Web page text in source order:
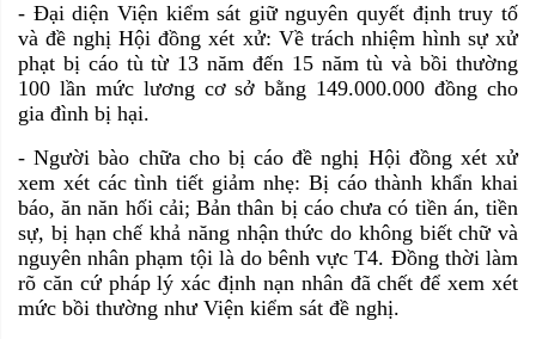
- Đại diện Viện kiểm sát giữ nguyên quyết định truy tố
và đề nghị Hội đồng xét xử: Về trách nhiệm hình sự xử
phạt bị cáo tù từ 13 năm đến 15 năm tù và bồi thường
100 lần mức lương cơ sở bằng 149.000.000 đồng cho
gia đình bị hại.
- Người bào chữa cho bị cáo đề nghị Hội đồng xét xử
xem xét các tình tiết giảm nhẹ: Bị cáo thành khẩn khai
báo, ăn năn hối cải; Bản thân bị cáo chưa có tiền án, tiền
sự, bị hạn chế khả năng nhận thức do không biết chữ và
nguyên nhân phạm tội là do bênh vực T4. Đồng thời làm
rõ căn cứ pháp lý xác định nạn nhân đã chết để xem xét
mức bồi thường như Viện kiểm sát đề nghị.